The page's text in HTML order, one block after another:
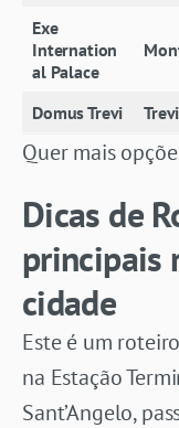
Exe
Internation
al Palace
Domus Trevi Trevi
Quer mais
Dicas de
principais
cidade
Este é um
na Estação
Sant’Angelo,